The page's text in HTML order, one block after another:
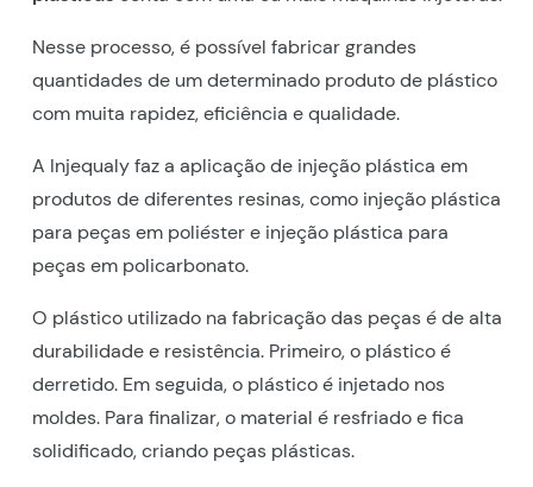
Nesse processo, é possível fabricar grandes
quantidades de um determinado produto de plástico
com muita rapidez, eficiência e qualidade.
A Injequaly faz a aplicação de injeção plástica em
produtos de diferentes resinas, como injeção plástica
para peças em poliéster e injeção plástica para
peças em policarbonato.
O plástico utilizado na fabricação das peças é de alta
durabilidade e resistência. Primeiro, o plástico é
derretido. Em seguida, o plástico é injetado nos
moldes. Para finalizar, o material é resfriado e fica
solidificado, criando peças plásticas.